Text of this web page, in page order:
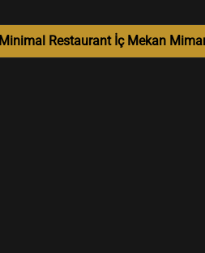
Minimal Restaurant İç Mekan